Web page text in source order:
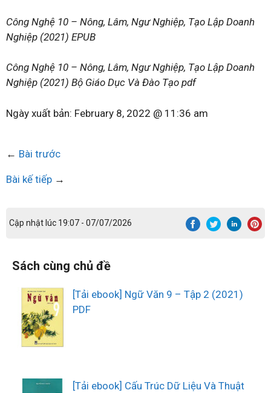
Công Nghệ 10 – Nông, Lâm, Ngư Nghiệp, Tạo Lập Doanh
Nghiệp (2021) EPUB
Công Nghệ 10 – Nông, Lâm, Ngư Nghiệp, Tạo Lập Doanh
Nghiệp (2021) Bộ Giáo Dục Và Đào Tạo pdf
Ngày xuất bản: February 8, 2022 @ 11:36 am
← Bài trước
Bài kế tiếp →
Cập nhật lúc 19:07 - 07/07/2026
Sách cùng chủ đề
[Tải ebook] Ngữ Văn 9 – Tập 2 (2021)
PDF
[Tải ebook] Cấu Trúc Dữ Liệu Và Thuật